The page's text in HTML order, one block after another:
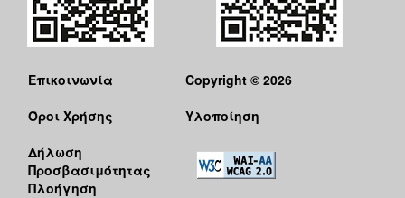
Επικοινωνία
Όροι Χρήσης
Δήλωση
Προσβασιμότητας
Πλοήγηση
Copyright © 2026
Υλοποίηση